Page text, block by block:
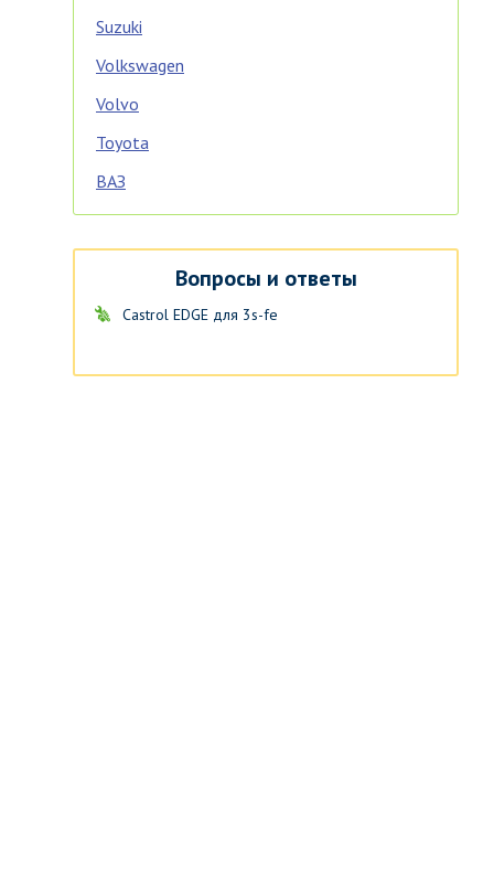
Suzuki
Volkswagen
Volvo
Toyota
ВАЗ
Вопросы и ответы
Castrol EDGE для 3s-fe